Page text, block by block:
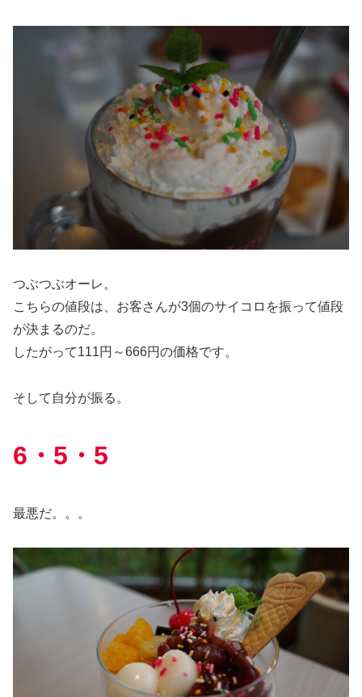
つぶつぶオーレ。
こちらの値段は、お客さんが3個のサイコロを振って値段
が決まるのだ。
したがって111円～666円の価格です。
そして自分が振る。
6・5・5
最悪だ。。。